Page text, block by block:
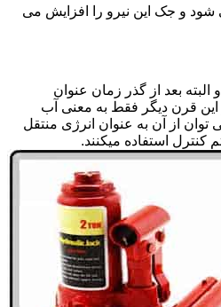
و جک این نیرو را افزایش می
بعد از گذر زمان عنوان
قرن دیگر فقط به معنی آب
از آن به عنوان انرژی منتقل
استفاده میکنند.